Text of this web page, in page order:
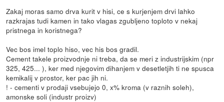
Zakaj moras samo drva kurit v hisi, ce s kurjenjem drvi lahko
razkrajas tudi kamen in tako vlagas zgubljeno toploto v nekaj
pristnega in koristnega?
Vec bos imel toplo hiso, vec his bos gradil.
Cement takele proizvodnje ni treba, da se meri z industrijskim (npr
325, 425... ), ker med njegovim dihanjem v desetletjih ti ne spusca
kemikalij v prostor, ker pac jih ni.
! - cementi v prodaji vsebujejo 0, x% kroma (v raznih soleh),
amonske soli (industr proizv)